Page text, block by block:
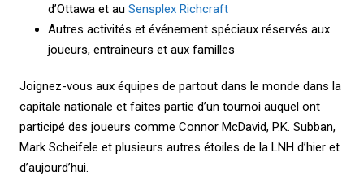
d’Ottawa et au Sensplex Richcraft
Autres activités et événement spéciaux réservés aux
joueurs, entraîneurs et aux familles
Joignez-vous aux équipes de partout dans le monde dans la
capitale nationale et faites partie d’un tournoi auquel ont
participé des joueurs comme Connor McDavid, P.K. Subban,
Mark Scheifele et plusieurs autres étoiles de la LNH d’hier et
d’aujourd’hui.